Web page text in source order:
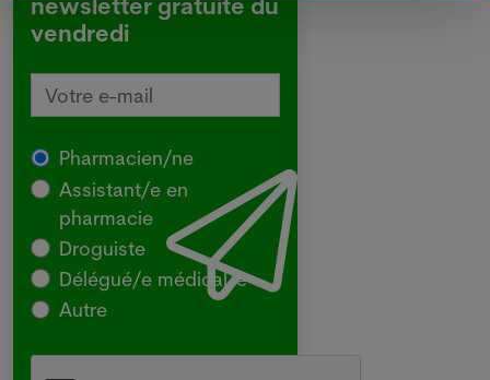
newsletter gratuite du
vendredi
Pharmacien/ne
Assistant/e en
pharmacie
Droguiste
Délégué/e médical/e
Autre